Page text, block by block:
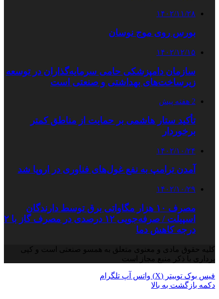
۱۴۰۲/۱۱/۲۸
بورس روی موج نوسان
۱۴۰۲/۱۲/۱۵
سازمان دامپزشکی حامی سرمایه‌گذاران در توسعه
زیرساخت‌های بهداشتی و صنعتی است
2 هفته پیش
تأکید ستار هاشمی بر حمایت از مناطق کمتر
برخوردار
۱۴۰۲/۱۰/۲۴
آمدن ترامپ به نفع غول‌های فناوری در اروپا شد
۱۴۰۲/۱۰/۲۹
مصرف ۱۰ هزار مگاواتی برق توسط دارندگان
اسپیلت / صرفه‌جویی ۱۲ درصدی در مصرف گاز با ۲
درجه‌ کاهش دما
کلیه حقوق مادی و معنوی متعلق به همسو صنعتی است و کپی
برداری با ذکر منبع مجاز است
فیس بوک توییتر (X) واتس آپ تلگرام
دکمه بازگشت به بالا